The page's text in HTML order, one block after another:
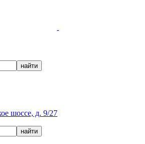
шоссе, д. 9/27